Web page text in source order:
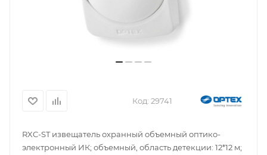
Код: 29741
RXC-ST извещатель охранный объемный оптико-
электронный ИК; объемный, область детекции: 12*12 м;